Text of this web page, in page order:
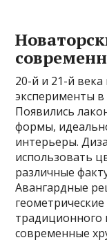
20-й и 21-й
эксперименты в
Появились
формы,
интерьеры.
использовать
различные
Авангардные
традиционного
современные